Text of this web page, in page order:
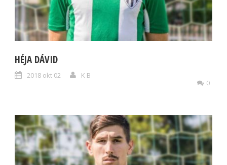
HÉJA DÁVID
2018 okt 02
K B
0